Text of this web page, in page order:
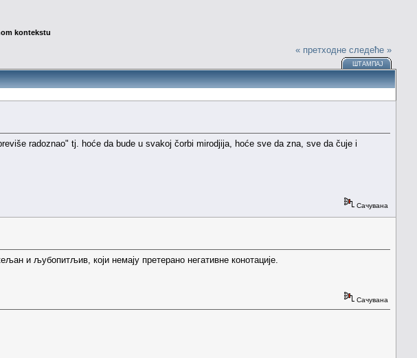
kontekstu
« претходне следеће »
ШТАМПАЈ
radoznao" tj. hoće da bude u svakoj čorbi mirodjija, hoće sve da zna, sve da čuje i
Сачувана
и љубопитљив, који немају претерано негативне конотације.
Сачувана